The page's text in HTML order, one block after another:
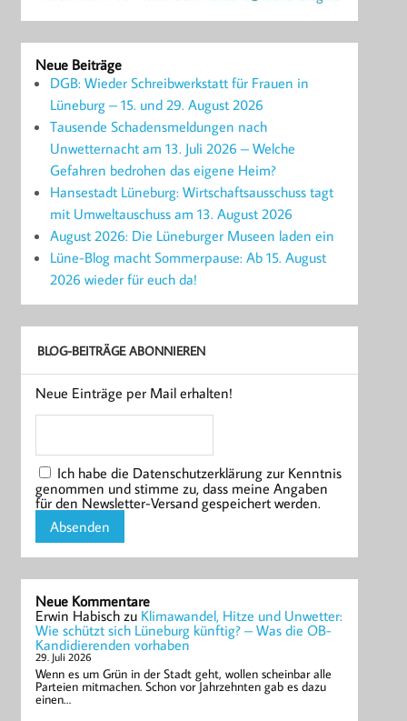
Neue Beiträge
DGB: Wieder Schreibwerkstatt für Frauen in
Lüneburg – 15. und 29. August 2026
Tausende Schadensmeldungen nach
Unwetternacht am 13. Juli 2026 – Welche
Gefahren bedrohen das eigene Heim?
Hansestadt Lüneburg: Wirtschaftsausschuss tagt
mit Umweltauschuss am 13. August 2026
August 2026: Die Lüneburger Museen laden ein
Lüne-Blog macht Sommerpause: Ab 15. August
2026 wieder für euch da!
BLOG-BEITRÄGE ABONNIEREN
Neue Einträge per Mail erhalten!
Ich habe die Datenschutzerklärung zur Kenntnis
genommen und stimme zu, dass meine Angaben
für den Newsletter-Versand gespeichert werden.
Neue Kommentare
Erwin Habisch zu Klimawandel, Hitze und Unwetter:
Wie schützt sich Lüneburg künftig? – Was die OB-
Kandidierenden vorhaben
29. Juli 2026
Wenn es um Grün in der Stadt geht, wollen scheinbar alle
Parteien mitmachen. Schon vor Jahrzehnten gab es dazu
einen…